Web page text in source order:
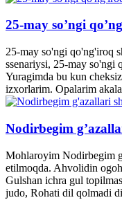
25-may so’ngi
25-may so'ngi qo'ng'iroq
ssenariysi, 25-may so'ngi
Yuragimda bu kun
izxorlarim. Opalarim
Nodirbegim
Mohlaroyim Nodirbegim
etilmoqda. Ahvolidin
Gulshan ichra gul
judo, Rohati dil qolmadi